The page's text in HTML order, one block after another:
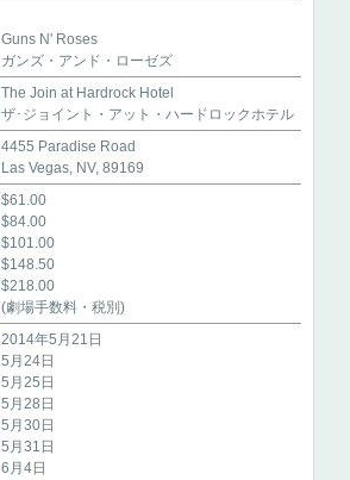
Guns N' Roses
ガンズ・アンド・ローゼズ
The Join at Hardrock Hotel
ザ･ジョイント・アット・ハードロックホテル
4455 Paradise Road
Las Vegas, NV, 89169
$61.00
$84.00
$101.00
$148.50
$218.00
(劇場手数料・税別)
2014年5月21日
5月24日
5月25日
5月28日
5月30日
5月31日
6月4日